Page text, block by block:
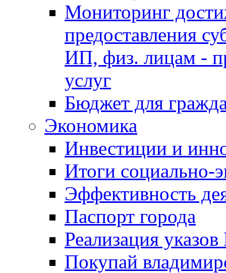
Мониторинг
предоставления
ИП, физ. лицам -
услуг
Бюджет для
Экономика
Инвестиции и
Итоги социально-
Эффективность
Паспорт города
Реализация
Покупай